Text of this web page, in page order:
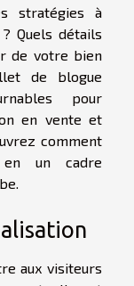
stratégies à
Quels détails
de votre bien
de blogue
pour
en vente et
comment
un cadre
aux visiteurs